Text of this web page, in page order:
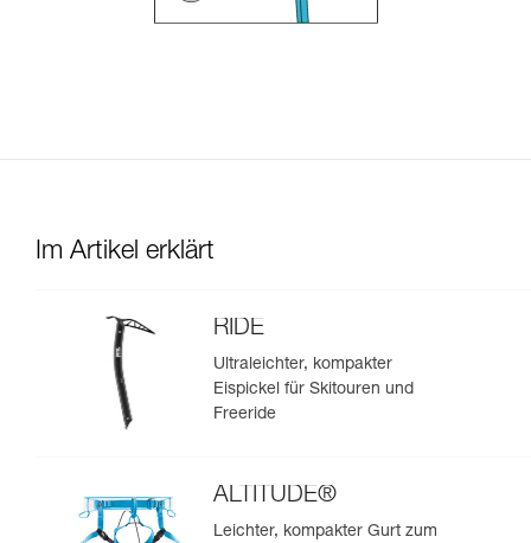
Im Artikel erklärt
RIDE
Ultraleichter, kompakter
Eispickel für Skitouren und
Freeride
ALTITUDE®
Leichter, kompakter Gurt zum